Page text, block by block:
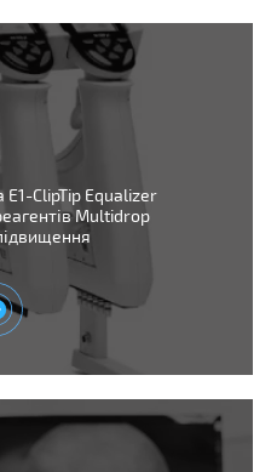
E1-ClipTip Equalizer
Multidrop